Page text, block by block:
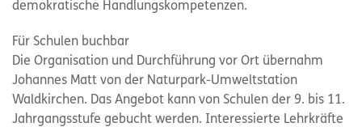
demokratische Handlungskompetenzen.
Für Schulen buchbar
Die Organisation und Durchführung vor Ort übernahm
Johannes Matt von der Naturpark-Umweltstation
Waldkirchen. Das Angebot kann von Schulen der 9. bis 11.
Jahrgangsstufe gebucht werden. Interessierte Lehrkräfte